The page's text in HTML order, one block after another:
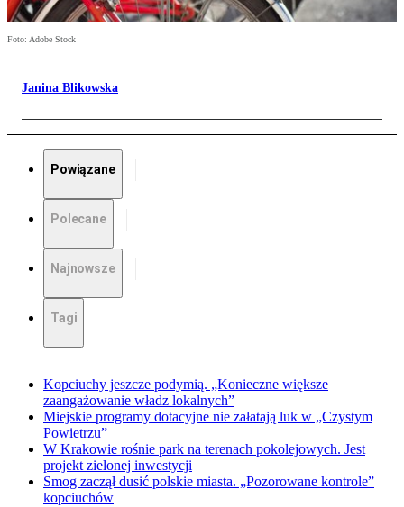
Foto: Adobe Stock
Janina Blikowska
Powiązane
Polecane
Najnowsze
Tagi
Kopciuchy jeszcze podymią. „Konieczne większe
zaangażowanie władz lokalnych”
Miejskie programy dotacyjne nie załatają luk w „Czystym
Powietrzu”
W Krakowie rośnie park na terenach pokolejowych. Jest
projekt zielonej inwestycji
Smog zaczął dusić polskie miasta. „Pozorowane kontrole”
kopciuchów